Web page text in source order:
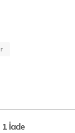
1 İade